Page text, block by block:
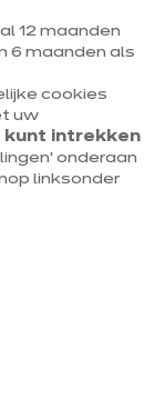
in te
12 maanden
6 maanden als
cookies
uw
kunt intrekken
onderaan
linksonder